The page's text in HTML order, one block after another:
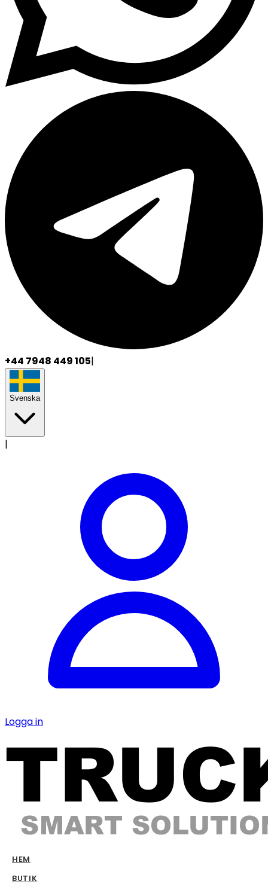
+44 7948 449 105|
Svenska
|
Logga in
HEM
BUTIK